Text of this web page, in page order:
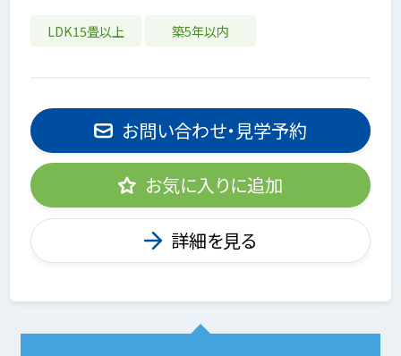
LDK15畳以上 築5年以内
お問い合わせ・見学予約
お気に入りに追加
詳細を見る